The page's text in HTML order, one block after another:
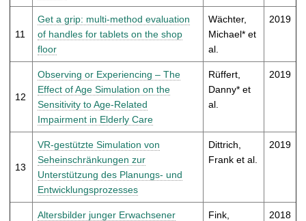
11
Get a grip: multi-method evaluation
of handles for tablets on the shop
floor
Wächter,
Michael* et
al.
2019
12
Observing or Experiencing – The
Effect of Age Simulation on the
Sensitivity to Age-Related
Impairment in Elderly Care
Rüffert,
Danny* et
al.
2019
13
VR-gestützte Simulation von
Seheinschränkungen zur
Unterstützung des Planungs- und
Entwicklungsprozesses
Dittrich,
Frank et al.
2019
Altersbilder junger Erwachsener
Fink,
2018